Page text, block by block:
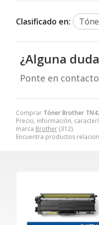
Comprar Tóner Brother
Precio, información,
marca Brother (312).
Encuentra productos
Clasificado en:
¿Alguna
Ponte en